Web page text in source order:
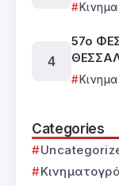
57ο
Categories